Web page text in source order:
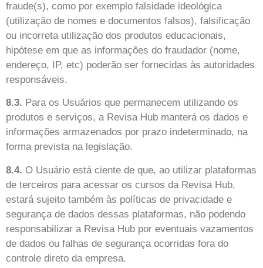
fraude(s), como por exemplo falsidade ideológica
(utilização de nomes e documentos falsos), falsificação
ou incorreta utilização dos produtos educacionais,
hipótese em que as informações do fraudador (nome,
endereço, IP, etc) poderão ser fornecidas às autoridades
responsáveis.
8.3. Para os Usuários que permanecem utilizando os
produtos e serviços, a Revisa Hub manterá os dados e
informações armazenados por prazo indeterminado, na
forma prevista na legislação.
8.4. O Usuário está ciente de que, ao utilizar plataformas
de terceiros para acessar os cursos da Revisa Hub,
estará sujeito também às políticas de privacidade e
segurança de dados dessas plataformas, não podendo
responsabilizar a Revisa Hub por eventuais vazamentos
de dados ou falhas de segurança ocorridas fora do
controle direto da empresa.